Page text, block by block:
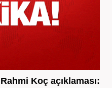
Koç açıklaması: